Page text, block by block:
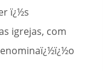
ï¿½s
igrejas, com